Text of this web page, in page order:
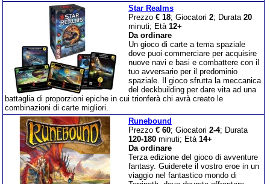
Star Realms
Prezzo € 18; Giocatori 2; Durata 20
minuti; Età 12+
Da ordinare
Un gioco di carte a tema spaziale
dove puoi commerciare per acquisire
nuove navi e basi e combattere con il
tuo avversario per il predominio
spaziale. Il gioco sfrutta la meccanica
del deckbuilding per dare vita ad una
battaglia di proporzioni epiche in cui trionferà chi avrà creato le
combinazioni di carte migliori.
Runebound
Prezzo € 60; Giocatori 2-4; Durata
120-180 minuti; Età 14+
Da ordinare
Terza edizione del gioco di avventure
fantasy. Guiderete il vostro eroe in un
viaggio nel fantastico mondo di